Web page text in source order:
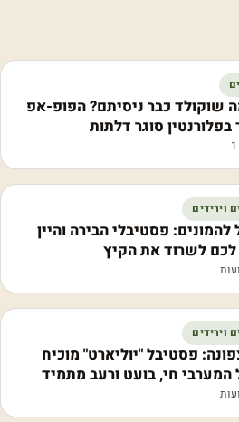
שוקולד כבר ניסיתם? הפופ-אפ
בפלורנטין סוגר דלתות
וירידים
להמונים: פסטיבלי הבירה והיין
לכם לשרוד את הקיץ
וירידים
פסטיבל "יוליארט" מוכיח
המערבי חי, בועט ורעב מתמיד